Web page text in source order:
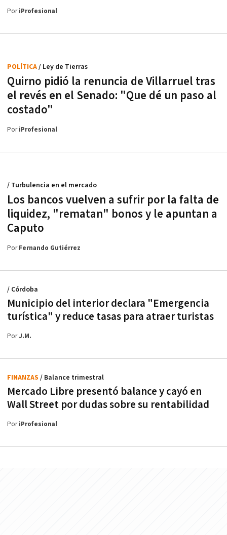
PoriProfesional
Quirno pidió la renuncia de Villarruel tras
el revés en el Senado: "Que dé un paso al
costado"
POLÍTICA/ Ley de Tierras
PoriProfesional
Los bancos vuelven a sufrir por la falta de
liquidez, "rematan" bonos y le apuntan a
Caputo
/ Turbulencia en el mercado
PorFernando Gutiérrez
Municipio del interior declara "Emergencia
turística" y reduce tasas para atraer turistas
/ Córdoba
PorJ.M.
Mercado Libre presentó balance y cayó en
Wall Street por dudas sobre su rentabilidad
FINANZAS / Balance trimestral
PoriProfesional